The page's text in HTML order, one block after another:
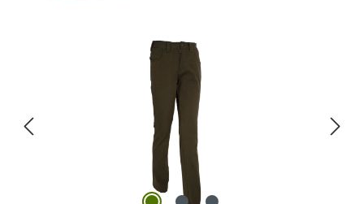
Bildergalerie überspringen